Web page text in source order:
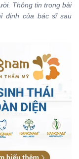
Thông tin trong bài
định của bác sĩ sau